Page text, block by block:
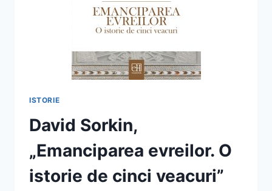
ISTORIE
David Sorkin,
„Emanciparea evreilor. O
istorie de cinci veacuri”